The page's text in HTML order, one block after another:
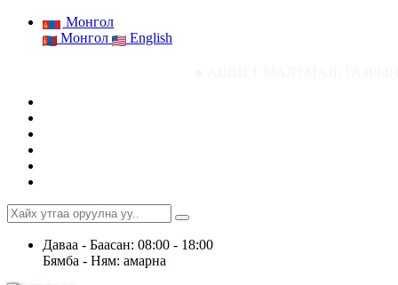
Монгол
Монгол
English
Даваа - Баасан: 08:00 - 18:00
Бямба - Ням: амарна